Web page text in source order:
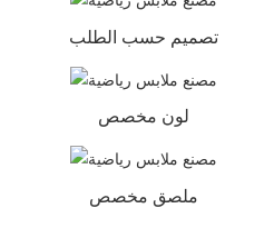
تصميم حسب الطلب
لون مخصص
ملصق مخصص